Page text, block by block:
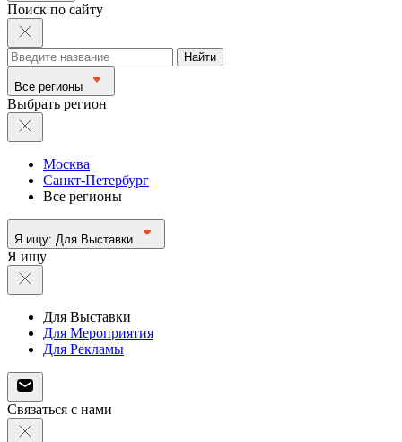
Поиск по сайту
Найти
Все регионы
Выбрать регион
Москва
Санкт-Петербург
Все регионы
Я ищу: Для Выставки
Я ищу
Для Выставки
Для Мероприятия
Для Рекламы
Связаться с нами